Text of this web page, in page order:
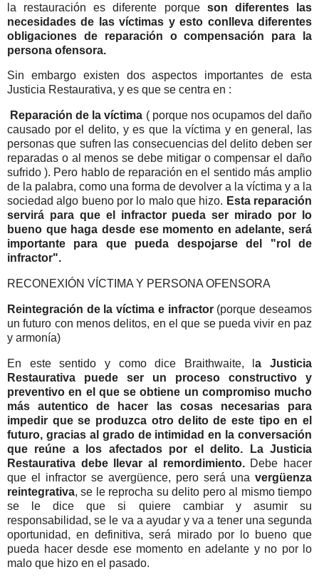
la restauración es diferente porque son diferentes las
necesidades de las víctimas y esto conlleva diferentes
obligaciones de reparación o compensación para la
persona ofensora.
Sin embargo existen dos aspectos importantes de esta
Justicia Restaurativa, y es que se centra en :
Reparación de la víctima ( porque nos ocupamos del daño
causado por el delito, y es que la víctima y en general, las
personas que sufren las consecuencias del delito deben ser
reparadas o al menos se debe mitigar o compensar el daño
sufrido ). Pero hablo de reparación en el sentido más amplio
de la palabra, como una forma de devolver a la víctima y a la
sociedad algo bueno por lo malo que hizo. Esta reparación
servirá para que el infractor pueda ser mirado por lo
bueno que haga desde ese momento en adelante, será
importante para que pueda despojarse del "rol de
infractor".
RECONEXIÓN VÍCTIMA Y PERSONA OFENSORA
Reintegración de la víctima e infractor(porque deseamos
un futuro con menos delitos, en el que se pueda vivir en paz
y armonía)
En este sentido y como dice Braithwaite, la Justicia
Restaurativa puede ser un proceso constructivo y
preventivo en el que se obtiene un compromiso mucho
más autentico de hacer las cosas necesarias para
impedir que se produzca otro delito de este tipo en el
futuro, gracias al grado de intimidad en la conversación
que reúne a los afectados por el delito. La Justicia
Restaurativa debe llevar al remordimiento. Debe hacer
que el infractor se avergüence, pero será una vergüenza
reintegrativa, se le reprocha su delito pero al mismo tiempo
se le dice que si quiere cambiar y asumir su
responsabilidad, se le va a ayudar y va a tener una segunda
oportunidad, en definitiva, será mirado por lo bueno que
pueda hacer desde ese momento en adelante y no por lo
malo que hizo en el pasado.